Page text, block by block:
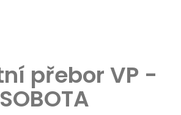
přebor VP -
SOBOTA